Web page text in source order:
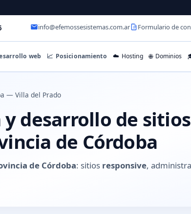
info@efemossesistemas.com.ar Formulario de
web 📈 Posicionamiento ☁️ Hosting 🌐 Dominios
— Villa del Prado
desarrollo de
de Córdoba
de Córdoba: sitios responsive,